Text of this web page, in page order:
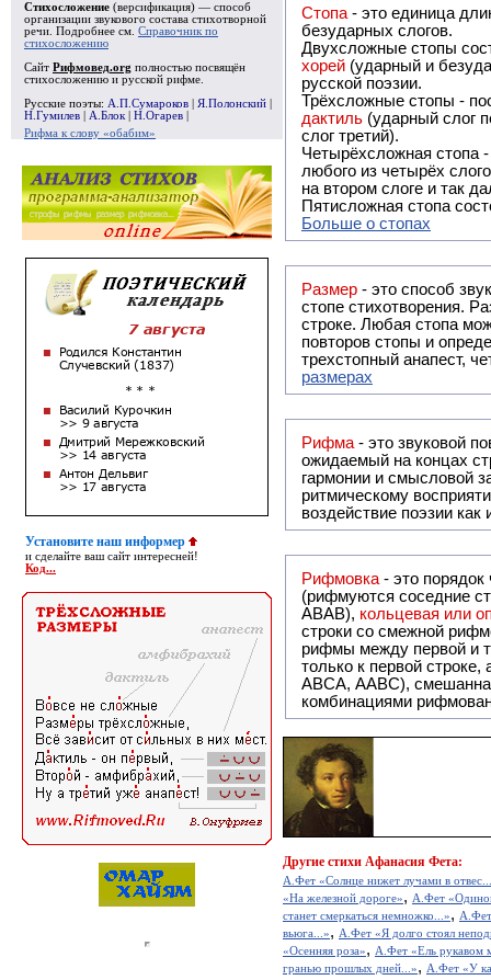
Стихосложение (версификация) — способ
организации звукового состава стихотворной
речи. Подробнее см. Справочник по
стихосложению
Сайт Рифмовед.org полностью посвящён
стихосложению и русской рифме.
Русские поэты: А.П.Сумароков Я.Полонский
Н.Гумилев
А.Блок Н.Огарев
Рифма к слову «обабим»
Установите наш информер
и сделайте ваш сайт интересней!
Код...
Стопа - это единица
безударных слогов.
Двухсложные стопы
хорей (ударный и
русской поэзии.
Трёхсложные стопы -
дактиль (ударный слог
слог третий).
Четырёхсложная стопа
любого из четырёх
на втором слоге и так
Пятисложная стопа
Больше о стопах
Размер - это способ
стопе стихотворения.
строке. Любая стопа
повторов стопы и
трехстопный анапест,
размерах
Рифма - это звуковой повтор, традиционно используемый в поэзии и, как
ожидаемый на концах
гармонии и смысловой
ритмическому
воздействие поэзии
Рифмовка - это
(рифмуются соседние
ABAB), кольцевая или
строки со смежной
рифмы между первой и
только к первой
ABCA, AABC), смешанная или вольная рифмовка (рифмовка в сложных строфах с различными
комбинациями
Другие стихи Афанасия Фета:
А.Фет «Солнце нижет лучами в
«На железной дороге», А.Фет
станет смеркаться немножко...»,
вьюга...», А.Фет «Я долго стоял
«Осенняя роза», А.Фет «Ель рукавом
гранью прошлых дней...», А.Фет «У